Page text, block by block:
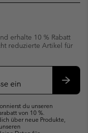
erhalte 10 % Rabatt
reduzierte Artikel für
du unseren
von 10 %.
über neue Produkte,